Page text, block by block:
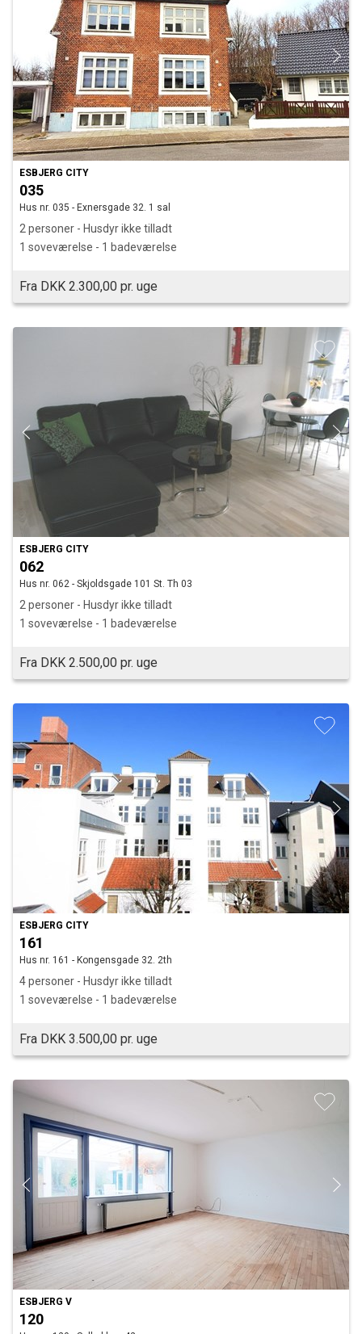
ESBJERG CITY
035
Hus nr. 035 - Exnersgade 32. 1 sal
2 personer - Husdyr ikke tilladt
1 soveværelse - 1 badeværelse
Fra DKK 2.300,00 pr. uge
ESBJERG CITY
062
Hus nr. 062 - Skjoldsgade 101 St. Th 03
2 personer - Husdyr ikke tilladt
1 soveværelse - 1 badeværelse
Fra DKK 2.500,00 pr. uge
ESBJERG CITY
161
Hus nr. 161 - Kongensgade 32. 2th
4 personer - Husdyr ikke tilladt
1 soveværelse - 1 badeværelse
Fra DKK 3.500,00 pr. uge
ESBJERG V
120